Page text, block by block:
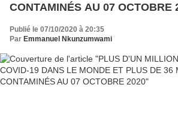
CONTAMINÉS AU 07 OCTOBRE
Publié le 07/10/2020 à 20:35
Par Emmanuel Nkunzumwami